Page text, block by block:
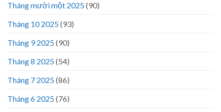
Tháng mười một 2025(90)
Tháng 10 2025(93)
Tháng 9 2025(90)
Tháng 8 2025(54)
Tháng 7 2025(86)
Tháng 6 2025(76)